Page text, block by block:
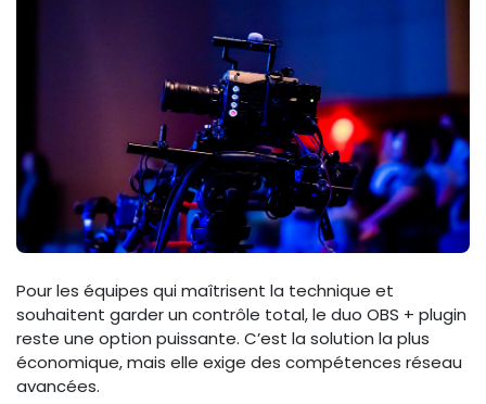
Pour les équipes qui maîtrisent la technique et
souhaitent garder un contrôle total, le duo OBS + plugin
reste une option puissante. C’est la solution la plus
économique, mais elle exige des compétences réseau
avancées.